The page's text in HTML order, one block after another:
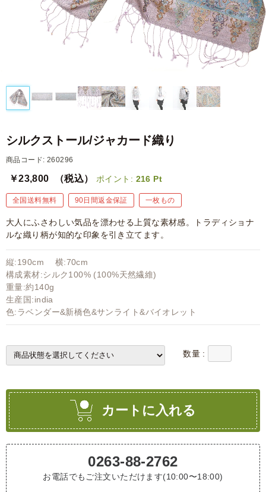
シルクストール/ジャカード織り
商品コード: 260296
￥23,800 （税込） ポイント: 216 Pt
全国送料無料 90日間返金保証 一枚もの
大人にふさわしい気品を漂わせる上質な素材感。トラディショナ
ルな織り柄が知的な印象を引き立てます。
縦:190cm 横:70cm
構成素材:シルク100% (100%天然繊維)
重量:約140g
生産国:india
色:ラベンダー&新橋色&サンライト&バイオレット
数量 :
カートに入れる
0263-88-2762
お電話でもご注文いただけます(10:00〜18:00)